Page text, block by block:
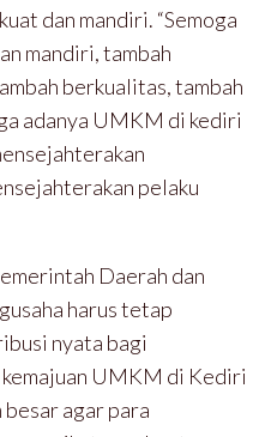
dan mandiri. “Semoga
mandiri, tambah
berkualitas, tambah
adanya UMKM di kediri
pelaku
Daerah dan
harus tetap
nyata bagi
kemajuan UMKM di Kediri
besar agar para